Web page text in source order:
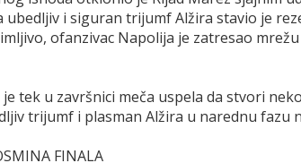
ubedljiv i siguran trijumf Alžira stavio je
ofanzivac Napolija je zatresao
je tek u završnici meča uspela da stvori
trijumf i plasman Alžira u narednu fazu
FINALA